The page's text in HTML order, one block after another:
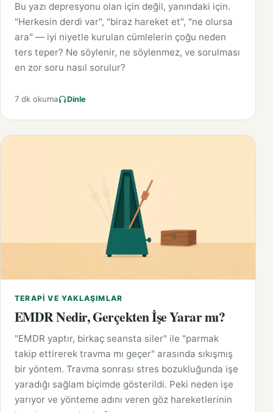
Bu yazı depresyonu olan için değil, yanındaki için.
"Herkesin derdi var", "biraz hareket et", "ne olursa
ara" — iyi niyetle kurulan cümlelerin çoğu neden
ters teper? Ne söylenir, ne söylenmez, ve sorulması
en zor soru nasıl sorulur?
7 dk okuma Dinle
TERAPI VE YAKLAŞIMLAR
EMDR Nedir, Gerçekten İşe Yarar mı?
"EMDR yaptır, birkaç seansta siler" ile "parmak
takip ettirerek travma mı geçer" arasında sıkışmış
bir yöntem. Travma sonrası stres bozukluğunda işe
yaradığı sağlam biçimde gösterildi. Peki neden işe
yarıyor ve yönteme adını veren göz hareketlerinin